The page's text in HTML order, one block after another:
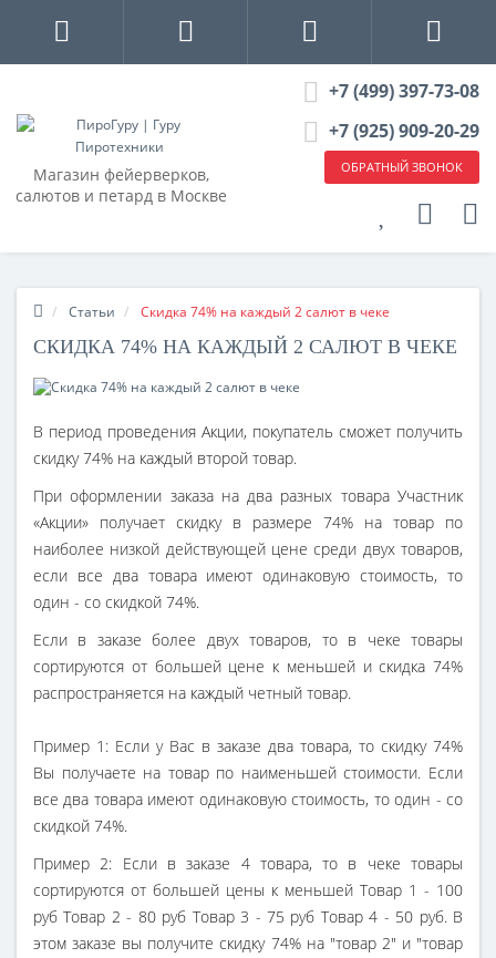
Магазин фейерверков,
салютов и петард в Москве
+7 (499) 397-73-08
+7 (925) 909-20-29
ОБРАТНЫЙ ЗВОНОК
Статьи Скидка 74% на каждый 2 салют в чеке
СКИДКА 74% НА КАЖДЫЙ 2 САЛЮТ В ЧЕКЕ
В период проведения Акции, покупатель сможет получить
скидку 74% на каждый второй товар.
При оформлении заказа на два разных товара Участник
«Акции» получает скидку в размере 74% на товар по
наиболее низкой действующей цене среди двух товаров,
если все два товара имеют одинаковую стоимость, то
один - со скидкой 74%.
Если в заказе более двух товаров, то в чеке товары
сортируются от большей цене к меньшей и скидка 74%
распространяется на каждый четный товар.
Пример 1: Если у Вас в заказе два товара, то скидку 74%
Вы получаете на товар по наименьшей стоимости. Если
все два товара имеют одинаковую стоимость, то один - со
скидкой 74%.
Пример 2: Если в заказе 4 товара, то в чеке товары
сортируются от большей цены к меньшей Товар 1 - 100
руб Товар 2 - 80 руб Товар 3 - 75 руб Товар 4 - 50 руб. В
этом заказе вы получите скидку 74% на "товар 2" и "товар